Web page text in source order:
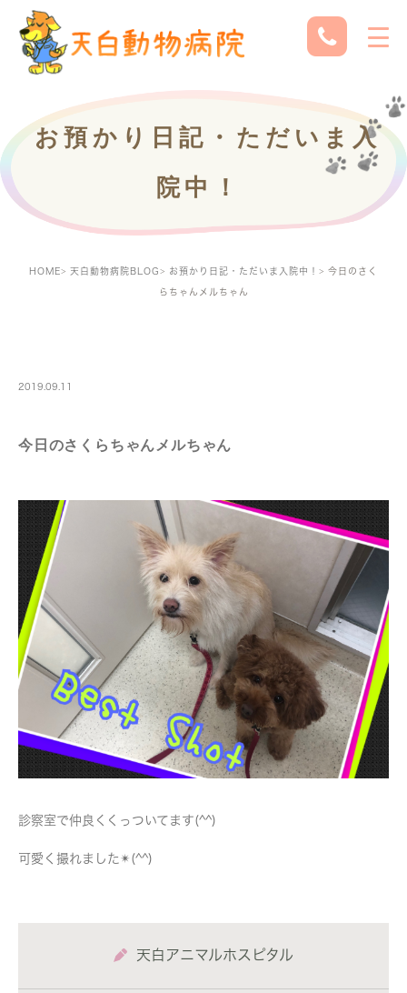
お預かり日記・ただいま入
院中！
HOME 天白動物病院BLOG お預かり日記・ただいま入院中！ 今日のさく
らちゃんメルちゃん
2019.09.11
今日のさくらちゃんメルちゃん
診察室で仲良くくっついてます(^^)
可愛く撮れました✴︎(^^)
天白アニマルホスピタル